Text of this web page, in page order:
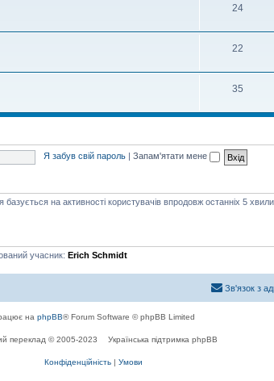
24
22
35
Я забув свій пароль Запам'ятати мене
на активності користувачів впродовж останніх 5
учасник: Erich Schmidt
Зв'язок з
на phpBB® Forum Software © phpBB Limited
переклад © 2005-2023 Українська підтримка phpBB
Конфіденційність | Умови